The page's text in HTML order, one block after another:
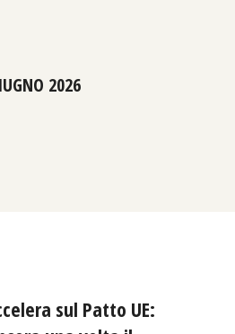
2026
sul Patto UE: